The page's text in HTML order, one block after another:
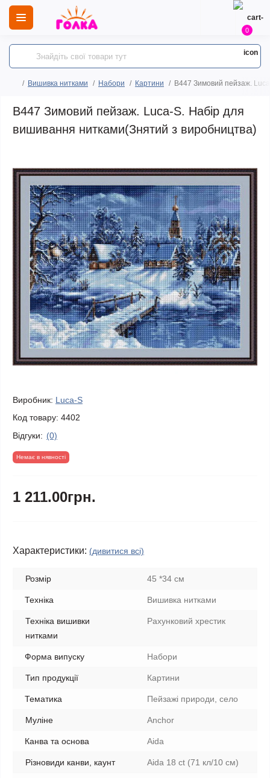
0
Вишивка нитками Набори Картини B447 Зимовий пейзаж.
B447 Зимовий пейзаж. Luca-S. Набір для
вишивання нитками(Знятий з виробництва)
Виробник: Luca-S
Код товару: 4402
Відгуки: (0)
Немає в нявності
1 211.00грн.
Характеристики: (дивитися всі)
Розмір 45 *34 см
Техніка Вишивка нитками
Техніка вишивки
нитками
Рахунковий хрестик
Форма випуску Набори
Тип продукції Картини
Тематика Пейзажі природи, село
Муліне Anchor
Канва та основа Aida
Різновиди канви, каунт Aida 18 ct (71 кл/10 см)